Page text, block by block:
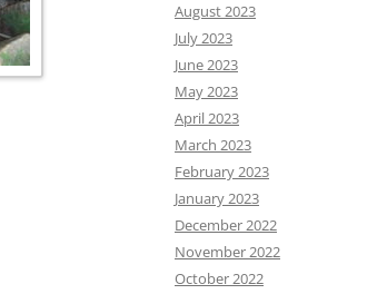
August 2023
July 2023
June 2023
May 2023
April 2023
March 2023
February 2023
January 2023
December 2022
November 2022
October 2022